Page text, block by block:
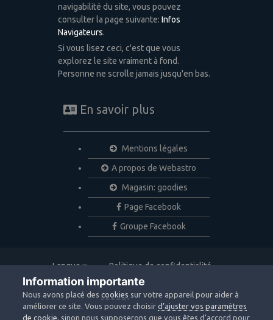
navigabilité du site, vous pouvez
consulter la page suivante: Infos
Navigateurs.
Si vous lisez ceci, c'est que vous
explorez le site vraiment à fond.
Personne ne scrolle jamais jusqu'en bas.
En savoir plus
Mentions légales
A propos de Webastro
Magasin: goodies
Page Facebook
Groupe Facebook
Langue
Politique de confidentialité
Nous contacter
Copyright © 2020 Webastro
Powered by Invision Community
Information importante
Nous avons placé descookies sur votre appareil pour aider à
améliorer ce site. Vous pouvez choisird’ajuster vos paramètres
de cookie, sinon nous supposerons que vous êtes d’accord pour